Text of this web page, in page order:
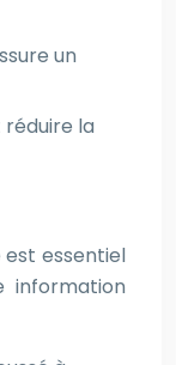
un
réduire la
essentiel
information